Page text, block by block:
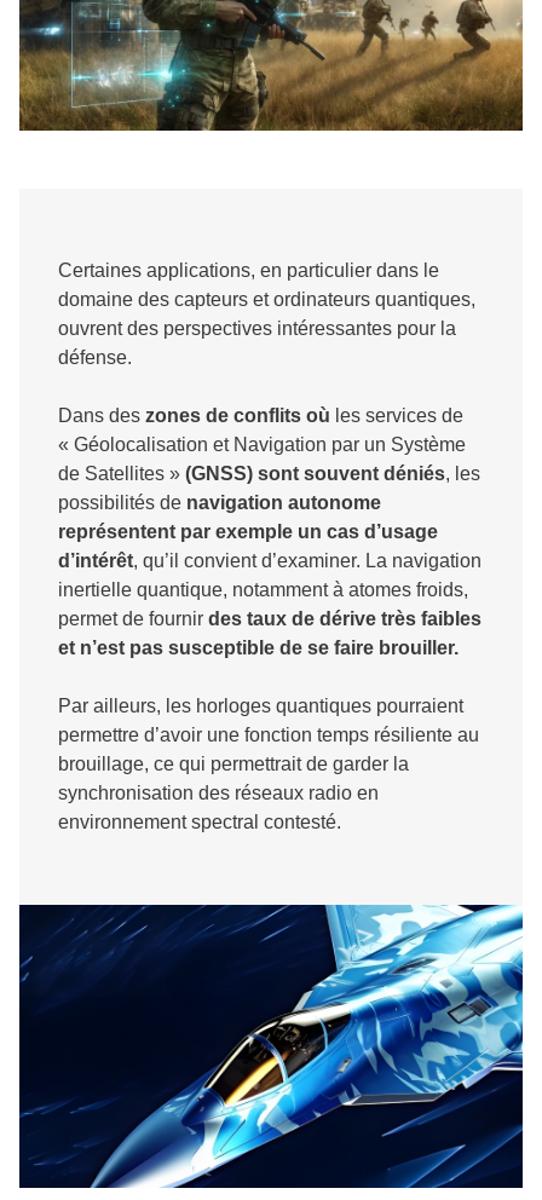
Certaines applications, en particulier dans le
domaine des capteurs et ordinateurs quantiques,
ouvrent des perspectives intéressantes pour la
défense.
Dans des zones de conflits où les services de
« Géolocalisation et Navigation par un Système
de Satellites » (GNSS) sont souvent déniés, les
possibilités de navigation autonome
représentent par exemple un cas d’usage
d’intérêt, qu’il convient d’examiner. La navigation
inertielle quantique, notamment à atomes froids,
permet de fournir des taux de dérive très faibles
et n’est pas susceptible de se faire brouiller.
Par ailleurs, les horloges quantiques pourraient
permettre d’avoir une fonction temps résiliente au
brouillage, ce qui permettrait de garder la
synchronisation des réseaux radio en
environnement spectral contesté.